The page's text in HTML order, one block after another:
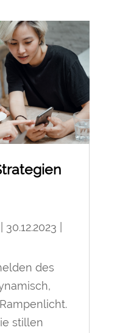
30.12.2023
des
stillen